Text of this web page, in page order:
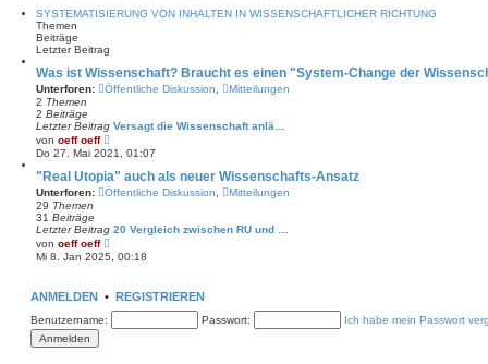
e
r
g
SYSTEMATISIERUNG VON INHALTEN IN WISSENSCHAFTLICHER RICHTUNG
Themen
Beiträge
Letzter Beitrag
Was ist Wissenschaft? Braucht es einen "System-Change der
Unterforen: Öffentliche Diskussion
Mitteilungen
2 Themen
2 Beiträge
Letzter Beitrag Versagt die Wissenschaft anlä…
von oeff oeff
e
u
e
s
t
B
i
Do 27. Mai 2021, 01:07
"Real Utopia" auch als neuer Wissenschafts-Ansatz
Unterforen: Öffentliche Diskussion
Mitteilungen
29 Themen
31 Beiträge
Letzter Beitrag 20 Vergleich zwischen RU und …
von oeff oeff
e
u
e
Mi 8. Jan 2025, 00:18
ANMELDEN • REGISTRIEREN
Benutzername: Passwort: Ich habe mein Passwort